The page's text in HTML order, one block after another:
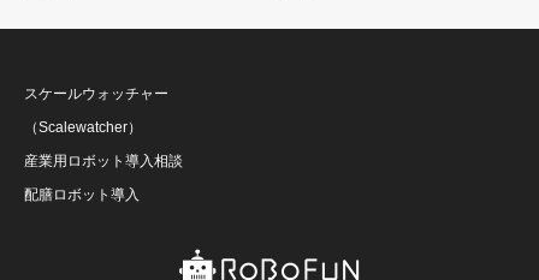
スケールウォッチャー
（Scalewatcher）
産業用ロボット導入相談
配膳ロボット導入